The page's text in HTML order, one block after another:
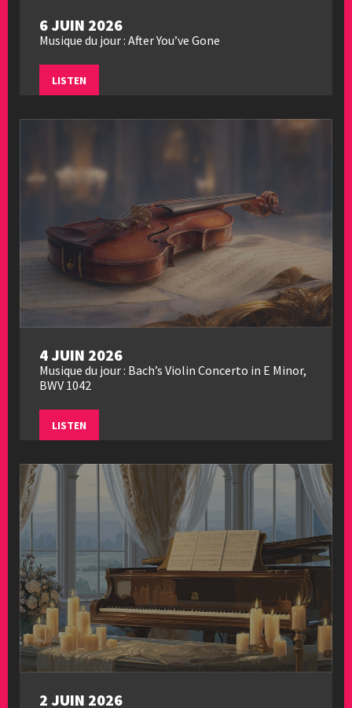
6 JUIN 2026
Musique du jour : After You’ve Gone
LISTEN
4 JUIN 2026
Musique du jour : Bach’s Violin Concerto in E Minor,
BWV 1042
LISTEN
2 JUIN 2026